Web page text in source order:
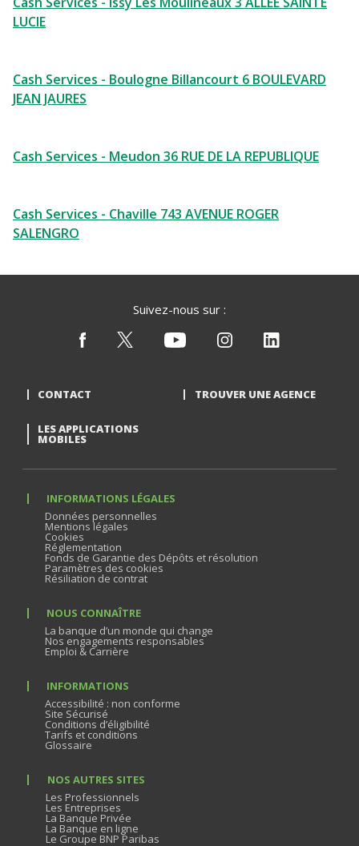
LUCIE
Cash Services - Boulogne Billancourt 6 BOULEVARD
JEAN JAURES
Cash Services - Meudon 36 RUE DE LA REPUBLIQUE
Cash Services - Chaville 743 AVENUE ROGER
SALENGRO
Suivez-nous sur :
CONTACT TROUVER UNE AGENCE
LES APPLICATIONS
MOBILES
INFORMATIONS LÉGALES
Données personnelles
Mentions légales
Cookies
Réglementation
Fonds de Garantie des Dépôts et résolution
Paramètres des cookies
Résiliation de contrat
NOUS CONNAÎTRE
La banque d’un monde qui change
Nos engagements responsables
Emploi & Carrière
INFORMATIONS
Accessibilité : non conforme
Site Sécurisé
Conditions d’éligibilité
Tarifs et conditions
Glossaire
NOS AUTRES SITES
Les Professionnels
Les Entreprises
La Banque Privée
La Banque en ligne
Le Groupe BNP Paribas